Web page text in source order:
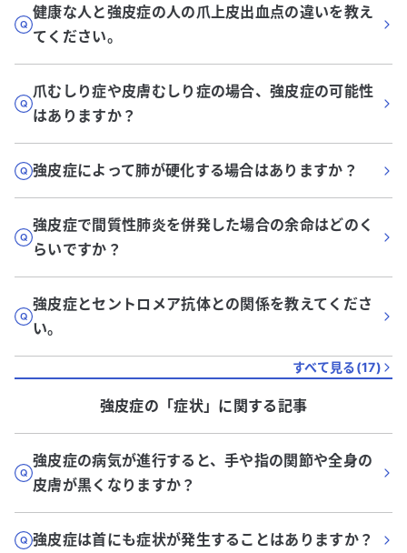
健康な人と強皮症の人の爪上皮出血点の違いを教え
てください。
爪むしり症や皮膚むしり症の場合、強皮症の可能性
はありますか？
強皮症によって肺が硬化する場合はありますか？
強皮症で間質性肺炎を併発した場合の余命はどのく
らいですか？
強皮症とセントロメア抗体との関係を教えてくださ
い。
すべて見る(17)
強皮症の「症状」に関する記事
強皮症の病気が進行すると、手や指の関節や全身の
皮膚が黒くなりますか？
強皮症は首にも症状が発生することはありますか？